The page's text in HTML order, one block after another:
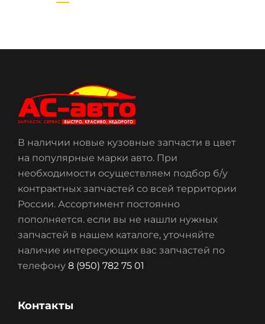
В наличии новые кузовные запчасти в цвет
на популярные марки авто. При
необходимости осуществляем подбор б/у
контрактных запчастей со всей территории
России. Ассортимент постоянно
пополняется. если вы не нашли нужных
запчастей в нашем каталоге, уточняйте
наличие интересующих вас запчастей по
телефону 8 (950) 782 75 01
Контакты